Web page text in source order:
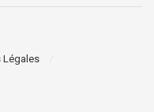
Légales